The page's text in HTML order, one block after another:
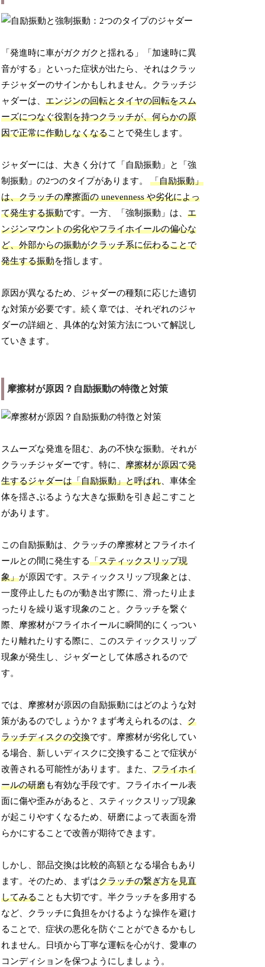
「発進時に車がガクガクと揺れる」「加速時に異
音がする」といった症状が出たら、それはクラッ
チジャダーのサインかもしれません。クラッチジ
ャダーは、エンジンの回転とタイヤの回転をスム
ーズにつなぐ役割を持つクラッチが、何らかの原
因で正常に作動しなくなることで発生します。
ジャダーには、大きく分けて「自励振動」と「強
制振動」の2つのタイプがあります。「自励振動」
は、クラッチの摩擦面の unevenness や劣化によっ
て発生する振動です。一方、「強制振動」は、エ
ンジンマウントの劣化やフライホイールの偏心な
ど、外部からの振動がクラッチ系に伝わることで
発生する振動を指します。
原因が異なるため、ジャダーの種類に応じた適切
な対策が必要です。続く章では、それぞれのジャ
ダーの詳細と、具体的な対策方法について解説し
ていきます。
摩擦材が原因？自励振動の特徴と対策
スムーズな発進を阻む、あの不快な振動。それが
クラッチジャダーです。特に、摩擦材が原因で発
生するジャダーは「自励振動」と呼ばれ 、車体全
体を揺さぶるような大きな振動を引き起こすこと
があります。
この自励振動は、クラッチの摩擦材とフライホイ
ールとの間に発生する「スティックスリップ現
象」が原因です。スティックスリップ現象とは、
一度停止したものが動き出す際に、滑ったり止ま
ったりを繰り返す現象のこと。クラッチを繋ぐ
際、摩擦材がフライホイールに瞬間的にくっつい
たり離れたりする際に、このスティックスリップ
現象が発生し、ジャダーとして体感されるので
す。
では、摩擦材が原因の自励振動にはどのような対
策があるのでしょうか？まず考えられるのは、ク
ラッチディスクの交換です。摩擦材が劣化してい
る場合、新しいディスクに交換することで症状が
改善される可能性があります。また、フライホイ
ールの研磨も有効な手段です。フライホイール表
面に傷や歪みがあると、スティックスリップ現象
が起こりやすくなるため、研磨によって表面を滑
らかにすることで改善が期待できます。
しかし、部品交換は比較的高額となる場合もあり
ます。そのため、まずはクラッチの繋ぎ方を見直
してみることも大切です。半クラッチを多用する
など、クラッチに負担をかけるような操作を避け
ることで、症状の悪化を防ぐことができるかもし
れません。日頃から丁寧な運転を心がけ、愛車の
コンディションを保つようにしましょう。